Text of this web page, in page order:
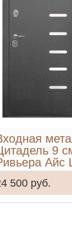
9
Айс
500 руб.